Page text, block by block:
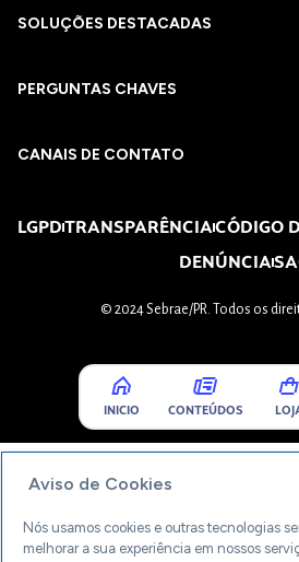
SOLUÇÕES DESTACADAS
PERGUNTAS CHAVES​
CANAIS DE CONTATO
LGPDTRANSPARÊNCIACÓDIGO
DENÚNCIA
© 2024 Sebrae/PR. Todos os
INICIO CONTEÚDOS
Aviso de Cookies
Nós usamos cookies e outras tecnologias
melhorar a sua experiência em nossos